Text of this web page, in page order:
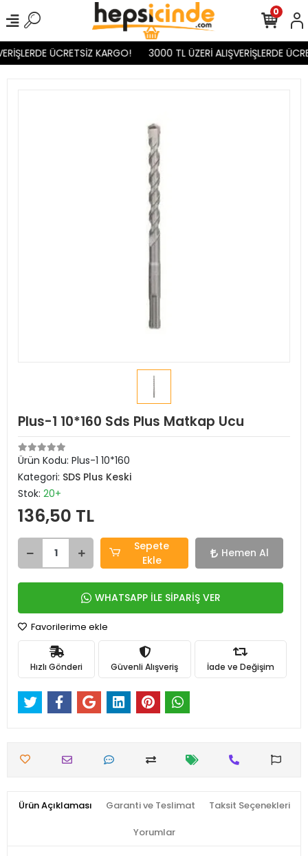
ÜCRETSİZ KARGO! 3000 TL ÜZERİ ALIŞVERİŞLERDE
0
Plus-1 10*160 Sds Plus Matkap Ucu
Ürün Kodu: Plus-1 10*160
Kategori: SDS Plus Keski
Stok: 20+
136,50 TL
Sepete
Ekle
Hemen Al
WHATSAPP İLE SİPARİŞ VER
Favorilerime ekle
Hızlı Gönderi Güvenli Alışveriş İade ve Değişim
Ürün Açıklaması Garanti ve Teslimat Taksit Seçenekleri
Yorumlar